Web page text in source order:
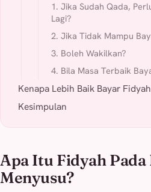
1. Jika Sudah Qada,
Lagi?
2. Jika Tidak Mampu
3. Boleh Wakilkan?
4. Bila Masa Terbaik
Kenapa Lebih Baik Bayar
Kesimpulan
Apa Itu Fidyah
Menyusu?